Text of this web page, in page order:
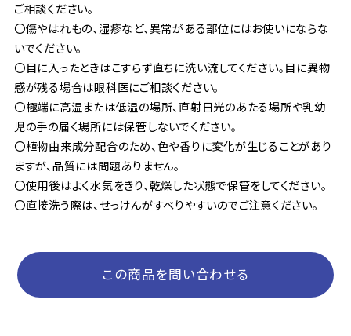
ご相談ください。
〇傷やはれもの、湿疹など、異常がある部位にはお使いにならな
いでください。
〇目に入ったときはこすらず直ちに洗い流してください。目に異物
感が残る場合は眼科医にご相談ください。
〇極端に高温または低温の場所、直射日光のあたる場所や乳幼
児の手の届く場所には保管しないでください。
〇植物由来成分配合のため、色や香りに変化が生じることがあり
ますが、品質には問題ありません。
〇使用後はよく水気をきり、乾燥した状態で保管をしてください。
〇直接洗う際は、せっけんがすべりやすいのでご注意ください。
この商品を問い合わせる